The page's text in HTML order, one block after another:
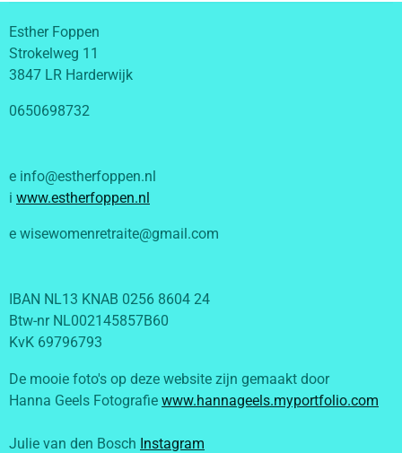
Esther Foppen
Strokelweg 11
3847 LR Harderwijk
0650698732
e info@estherfoppen.nl
i www.estherfoppen.nl
e wisewomenretraite@gmail.com
IBAN NL13 KNAB 0256 8604 24
Btw-nr NL002145857B60
KvK 69796793
De mooie foto's op deze website zijn gemaakt door
Hanna Geels Fotografie www.hannageels.myportfolio.com
Julie van den Bosch Instagram